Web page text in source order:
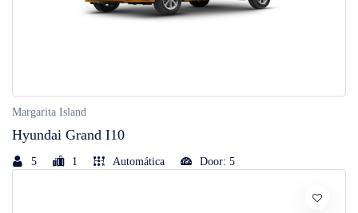
Margarita Island
Hyundai Grand I10
5 1 Automática Door: 5